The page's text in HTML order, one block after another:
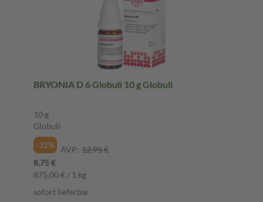
BRYONIA D 6 Globuli 10 g Globuli
10 g
Globuli
-32%
AVP: 12,95 €
8,75 €
875,00 € / 1 kg
sofort lieferbar